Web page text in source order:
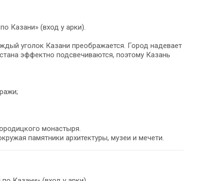
Казани» (вход у арки).
уголок Казани преображается. Город надевает
эффектно подсвечиваются, поэтому Казань
монастыря.
памятники архитектуры, музеи и мечети.